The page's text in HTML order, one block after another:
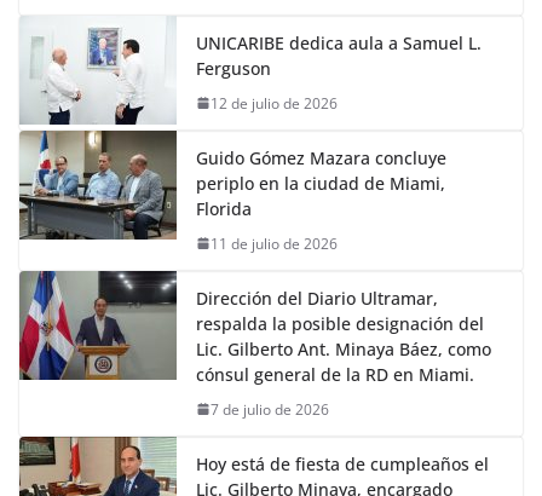
UNICARIBE dedica aula a Samuel L.
Ferguson
12 de julio de 2026
Guido Gómez Mazara concluye
periplo en la ciudad de Miami,
Florida
11 de julio de 2026
Dirección del Diario Ultramar,
respalda la posible designación del
Lic. Gilberto Ant. Minaya Báez, como
cónsul general de la RD en Miami.
7 de julio de 2026
Hoy está de fiesta de cumpleaños el
Lic. Gilberto Minaya, encargado